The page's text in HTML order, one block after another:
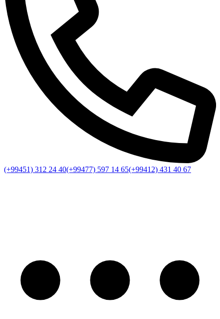
(+99451) 312 24 40(+99477) 597 14 65(+99412) 431 40 67